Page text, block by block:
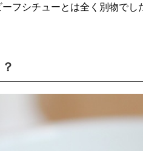
フシチューとは全く別物で